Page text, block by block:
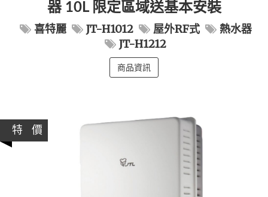
器 10L 限定區域送基本安裝
喜特麗 JT-H1012 屋外RF式
熱水器
JT-H1212
商品資訊
特 價